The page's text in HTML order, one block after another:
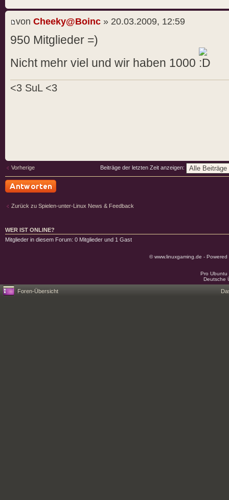
von Cheeky@Boinc » 20.03.2009, 12:59
950 Mitglieder =)
Nicht mehr viel und wir haben 1000
<3 SuL <3
Vorherige Beiträge der letzten Zeit anzeigen:
Zurück zu Spielen-unter-Linux News & Feedback
WER IST ONLINE?
Mitglieder in diesem Forum: 0 Mitglieder und 1 Gast
© www.linuxgaming.de -
Pro
Deutsche
Foren-Übersicht